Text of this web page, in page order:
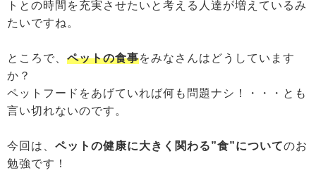
トとの時間を充実させたいと考える人達が増えているみ
たいですね。
ところで、 ペットの食事をみなさんはどうしています
か？
ペットフードをあげていれば何も問題ナシ！・・・とも
言い切れないのです。
今回は、 ペットの健康に大きく関わる”食”についてのお
勉強です！